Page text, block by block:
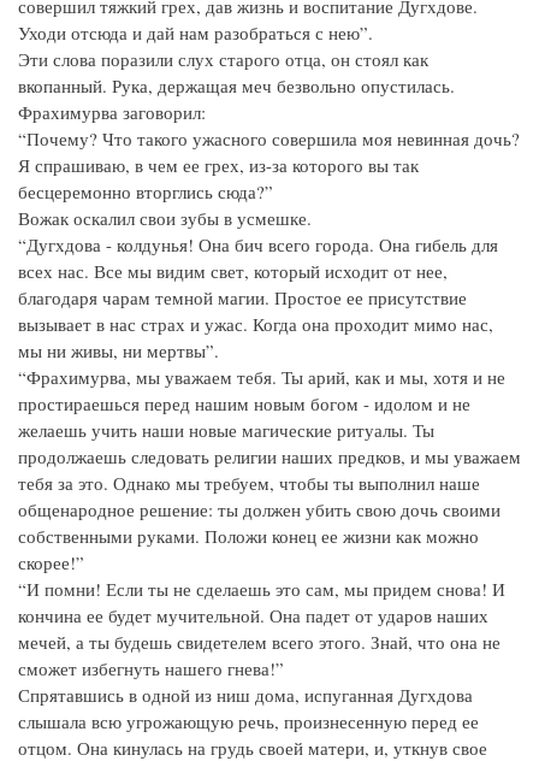
совершил тяжкий грех, дав жизнь и воспитание Дугхдове.
Уходи отсюда и дай нам разобраться с нею”.
Эти слова поразили слух старого отца, он стоял как
вкопанный. Рука, держащая меч безвольно опустилась.
Фрахимурва заговорил:
“Почему? Что такого ужасного совершила моя невинная дочь?
Я спрашиваю, в чем ее грех, из-за которого вы так
бесцеремонно вторглись сюда?”
Вожак оскалил свои зубы в усмешке.
“Дугхдова - колдунья! Она бич всего города. Она гибель для
всех нас. Все мы видим свет, который исходит от нее,
благодаря чарам темной магии. Простое ее присутствие
вызывает в нас страх и ужас. Когда она проходит мимо нас,
мы ни живы, ни мертвы”.
“Фрахимурва, мы уважаем тебя. Ты арий, как и мы, хотя и не
простираешься перед нашим новым богом - идолом и не
желаешь учить наши новые магические ритуалы. Ты
продолжаешь следовать религии наших предков, и мы уважаем
тебя за это. Однако мы требуем, чтобы ты выполнил наше
общенародное решение: ты должен убить свою дочь своими
собственными руками. Положи конец ее жизни как можно
скорее!”
“И помни! Если ты не сделаешь это сам, мы придем снова! И
кончина ее будет мучительной. Она падет от ударов наших
мечей, а ты будешь свидетелем всего этого. Знай, что она не
сможет избегнуть нашего гнева!”
Спрятавшись в одной из ниш дома, испуганная Дугхдова
слышала всю угрожающую речь, произнесенную перед ее
отцом. Она кинулась на грудь своей матери, и, уткнув свое